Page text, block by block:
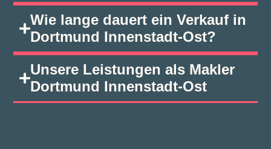
Wie lange dauert ein Verkauf in
Dortmund Innenstadt‑Ost?
Unsere Leistungen als Makler
Dortmund Innenstadt‑Ost